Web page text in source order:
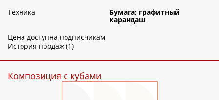
Техника
Бумага; графитный
карандаш
Цена доступна подписчикам
История продаж (1)
Композиция с кубами